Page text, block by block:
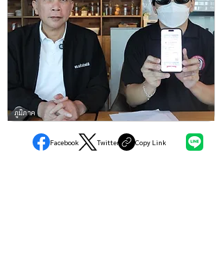
ภูมิภาค
Facebook Twitter Copy Link